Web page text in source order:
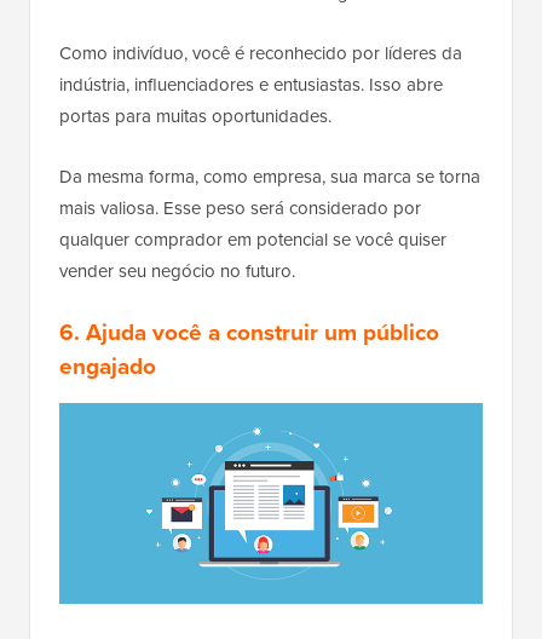
Como indivíduo, você é reconhecido por líderes da
indústria, influenciadores e entusiastas. Isso abre
portas para muitas oportunidades.
Da mesma forma, como empresa, sua marca se torna
mais valiosa. Esse peso será considerado por
qualquer comprador em potencial se você quiser
vender seu negócio no futuro.
6. Ajuda você a construir um público
engajado